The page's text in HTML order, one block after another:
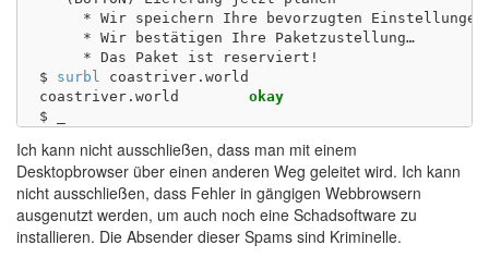
* Wir speichern Ihre bevorzugten
     * Wir bestätigen Ihre Paketzustellung…
     * Das Paket ist reserviert!
$ surbl coastriver.world
okay
Ich kann nicht ausschließen, dass man mit einem
Desktopbrowser über einen anderen Weg geleitet wird. Ich kann
nicht ausschließen, dass Fehler in gängigen Webbrowsern
ausgenutzt werden, um auch noch eine Schadsoftware zu
installieren. Die Absender dieser Spams sind Kriminelle.